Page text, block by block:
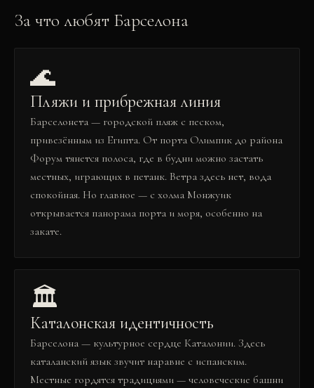
За что любят Барселона
🌊
Пляжи и прибрежная линия
Барселонета — городской пляж с песком,
привезённым из Египта. От порта Олимпик до района
Форум тянется полоса, где в будни можно застать
местных, играющих в петанк. Ветра здесь нет, вода
спокойная. Но главное — с холма Монжуик
открывается панорама порта и моря, особенно на
закате.
🏛️
Каталонская идентичность
Барселона — культурное сердце Каталонии. Здесь
каталанский язык звучит наравне с испанским.
Местные гордятся традициями — человеческие башни